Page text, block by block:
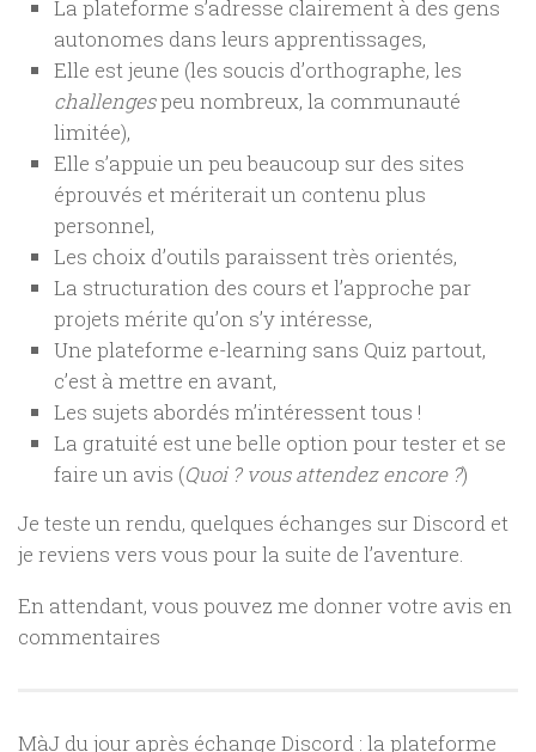
La plateforme s’adresse clairement à des gens
autonomes dans leurs apprentissages,
Elle est jeune (les soucis d’orthographe, les
challengespeu nombreux, la communauté
limitée),
Elle s’appuie un peu beaucoup sur des sites
éprouvés et mériterait un contenu plus
personnel,
Les choix d’outils paraissent très orientés,
La structuration des cours et l’approche par
projets mérite qu’on s’y intéresse,
Une plateforme e-learning sans Quiz partout,
c’est à mettre en avant,
Les sujets abordés m’intéressent tous !
La gratuité est une belle option pour tester et se
faire un avis (Quoi ? vous attendez encore ?)
Je teste un rendu, quelques échanges sur Discord et
je reviens vers vous pour la suite de l’aventure.
En attendant, vous pouvez me donner votre avis en
commentaires
MàJ du jour après échange Discord : la plateforme